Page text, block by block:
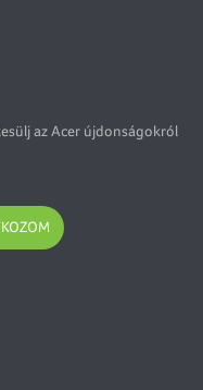
az Acer újdonságokról